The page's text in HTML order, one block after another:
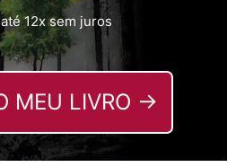
12x sem juros
MEU LIVRO →